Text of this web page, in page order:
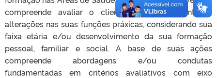
compreende avaliar o cliente, buscando identificar
alterações nas suas funções práxicas, considerando sua
faixa etária e/ou desenvolvimento da sua formação
pessoal, familiar e social. A base de suas ações
compreende abordagens e/ou condutas
fundamentadas em critérios avaliativos com eixo